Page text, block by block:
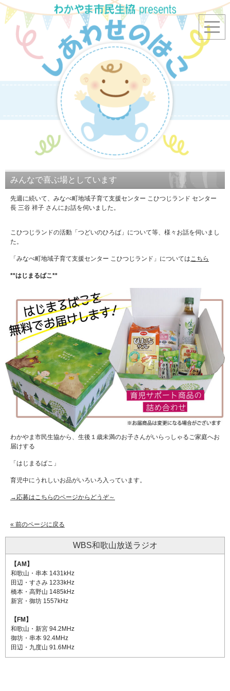
みんなで喜ぶ場としています
先週に続いて、みなべ町地域子育て支援センター こひつじランド センター
長 三谷 祥子 さんにお話を伺いました。
こひつじランドの活動「つどいのひろば」について等、様々お話を伺いまし
た。
「みなべ町地域子育て支援センター こひつじランド」については こちら
**はじまるばこ**
わかやま市民生協から、生後１歳未満のお子さんがいらっしゃるご家庭へお
届けする
「はじまるばこ」
育児中にうれしいお品がいろいろ入っています。
→応募はこちらのページからどうぞ～
« 前のページに戻る
WBS和歌山放送ラジオ
【AM】
和歌山・串本 1431kHz
田辺・すさみ 1233kHz
橋本・高野山 1485kHz
新宮・御坊 1557kHz
【FM】
和歌山・新宮 94.2MHz
御坊・串本 92.4MHz
田辺・九度山 91.6MHz